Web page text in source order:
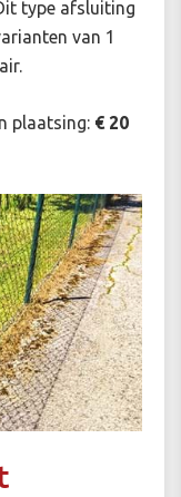
type afsluiting
van 1
plaatsing: € 20